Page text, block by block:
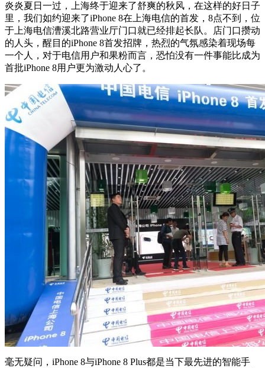
炎炎夏日一过，上海终于迎来了舒爽的秋风，在这样的好日子
里，我们如约迎来了iPhone 8在上海电信的首发，8点不到，位
于上海电信漕溪北路营业厅门口就已经排起长队。店门口攒动
的人头，醒目的iPhone 8首发招牌，热烈的气氛感染着现场每
一个人，对于电信用户和果粉而言，恐怕没有一件事能比成为
首批iPhone 8用户更为激动人心了。
毫无疑问，iPhone 8与iPhone 8 Plus都是当下最先进的智能手